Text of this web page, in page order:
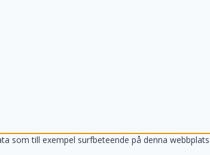
som till exempel surfbeteende på denna